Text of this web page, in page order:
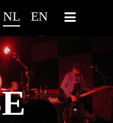
NL EN